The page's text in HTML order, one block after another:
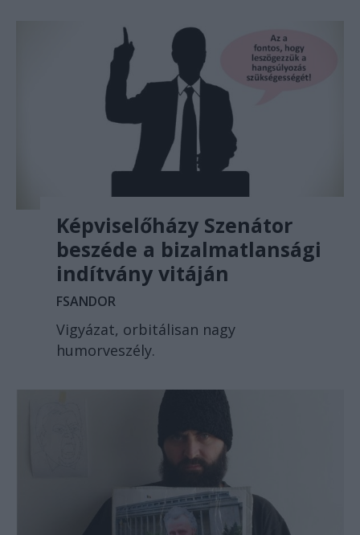
Képviselőházy Szenátor
beszéde a bizalmatlansági
indítvány vitáján
FSANDOR
Vigyázat, orbitálisan nagy
humorveszély.